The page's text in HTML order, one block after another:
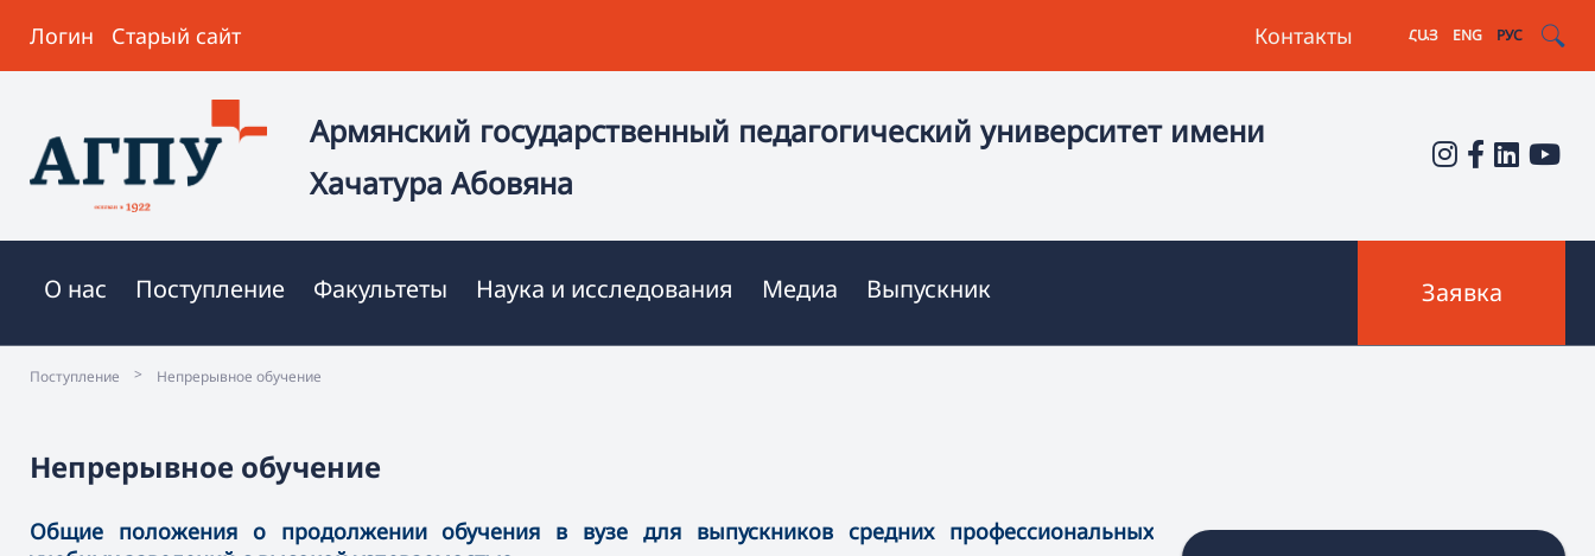
Логин Старый сайт Контакты ՀԱՅ ENG РУС
Армянский государственный педагогический университет имени
Хачатура Абовяна
О нас Поступление Факультеты Наука и исследования Медиа Выпускник Заявка
Поступление > Непрерывное обучение
Непрерывное обучение
Общие положения о продолжении обучения в вузе для выпускников средних профессиональных